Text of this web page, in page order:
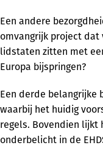
Een andere
omvangrijk project dat
lidstaten zitten met
Europa bijspringen?
Een derde belangrijke
waarbij het huidig
regels. Bovendien lijkt
onderbelicht in de